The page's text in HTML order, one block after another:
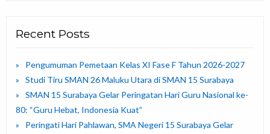
Recent Posts
Pengumuman Pemetaan Kelas XI Fase F Tahun 2026-2027
Studi Tiru SMAN 26 Maluku Utara di SMAN 15 Surabaya
SMAN 15 Surabaya Gelar Peringatan Hari Guru Nasional ke-
80: “Guru Hebat, Indonesia Kuat”
Peringati Hari Pahlawan, SMA Negeri 15 Surabaya Gelar